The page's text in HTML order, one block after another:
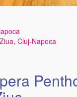
Cluj-Napoca